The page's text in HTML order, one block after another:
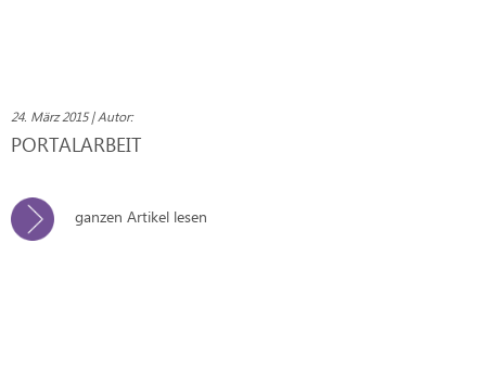
24. März 2015 | Autor:
PORTALARBEIT
ganzen Artikel lesen